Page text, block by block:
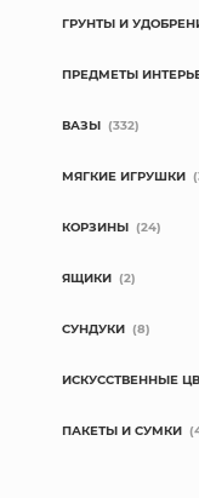
ГРУНТЫ И
ПРЕДМЕТЫ
ВАЗЫ (332)
МЯГКИЕ ИГРУШКИ
КОРЗИНЫ (24)
ЯЩИКИ (2)
СУНДУКИ (8)
ИСКУССТВЕННЫЕ
ПАКЕТЫ И СУМКИ